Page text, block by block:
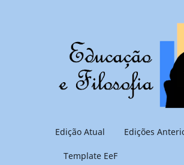
Edição Atual Edições
Template EeF